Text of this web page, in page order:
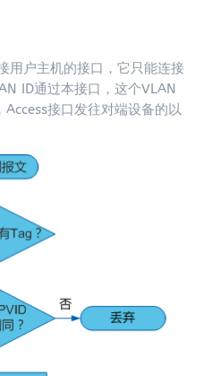
用户主机的接口，它只能连接
ID通过本接口，这个VLAN
接口发往对端设备的以